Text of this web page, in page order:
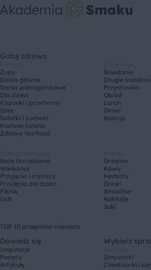
Gotuj zdrowo
Zupy
Dania główne
Dania jednogarnkowe
Dla dzieci
Kiszonki i przetwory
Sosy
Sałatki i surówki
Kuchnie świata
Zdrowy fastfood
Śniadanie
Drugie
Przystawka
Obiad
Lunch
Deser
Kolacja
Boże Narodzenie
Wielkanoc
Przyjęcia i imprezy
Przyjęcia dla dzieci
Piknik
Grill
Grzańce
Kawy
Herbaty
Drinki
Smoothie
Koktajle
Soki
TOP 10 przepisów miesiąca
Dowiedz się
Inspiracje
Porady
Artykuły
Wybierz
Zmywarki
Chłodziarki i